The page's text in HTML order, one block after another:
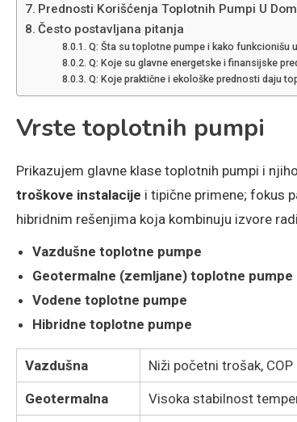
Prednosti Korišćenja Toplotnih Pumpi U
Često postavljana pitanja
Q: Šta su toplotne pumpe i kako funkcionišu
Q: Koje su glavne energetske i finansijske
Q: Koje praktične i ekološke prednosti daju
Vrste toplotnih pumpi
Prikazujem glavne klase toplotnih pumpi i
troškove instalacije i tipične primene; fokus
hibridnim rešenjima koja kombinuju izvore
Vazdušne toplotne pumpe
Geotermalne (zemljane) toplotne pumpe
Vodene toplotne pumpe
Hibridne toplotne pumpe
Vazdušna Niži početni trošak,
Geotermalna Visoka stabilnost